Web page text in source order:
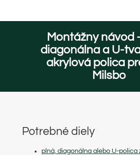
Montážny návod
diagonálna a U-
akrylová polica
Milsbo
Potrebné diely
plná, diagonálna alebo U-polica